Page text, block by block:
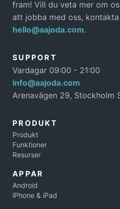
fram! Vill du veta mer om
att jobba med oss,
hello@aajoda.com.
SUPPORT
Vardagar 09:00 - 21:00
info@aajoda.com
Arenavägen 29, Stockholm
PRODUKT
Produkt
Funktioner
Resurser
APPAR
Android
iPhone & iPad